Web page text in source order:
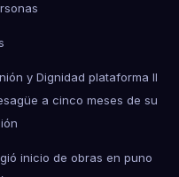
y Dignidad plataforma II
a cinco meses de su
inicio de obras en puno